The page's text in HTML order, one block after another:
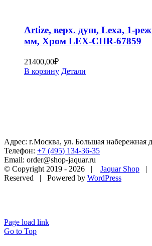
Artize, верх. душ, Lexa, 1-
мм, Хром LEX-CHR-67859
21400,00₽
В корзину Детали
Адрес: г.Москва, ул. Большая набережная
Телефон: +7 (495) 134-36-35
Email: order@shop-jaquar.ru
© Copyright 2019 - 2026 | Jaquar Shop |
Reserved | Powered by WordPress
Page load link
Go to Top